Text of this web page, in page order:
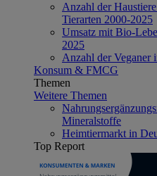
Anzahl der
Tierarten 2000-2025
Umsatz mit Bio-
2025
Anzahl der Veganer
Konsum & FMCG
Themen
Weitere Themen
Mineralstoffe
Heimtiermarkt in
Top Report